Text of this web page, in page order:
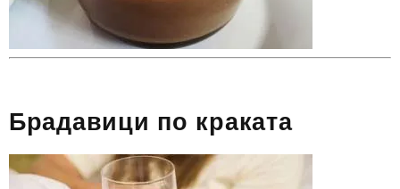
Брадавици по краката